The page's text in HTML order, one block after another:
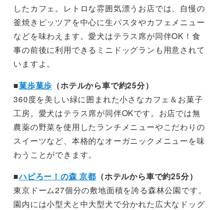
したカフェ。レトロな雰囲気漂うお店では、自慢の
釜焼きピッツアを中心に生パスタやカフェメニュー
などを味わえます。愛犬はテラス席が同伴OK！食
事の前後に利用できるミニドッグランも用意されて
いますよ。
■菓歩菓歩 （ホテルから車で約25分）
360度を美しい緑に囲まれた小さなカフェ＆お菓子
工房。愛犬はテラス席が同伴OKです。お店では無
農薬の野菜を使用したランチメニューやこだわりの
スイーツなど、本格的なオーガニックメニューを味
わうことができます。
■ハピろー！の森 京都 （ホテルから車で約25分）
東京ドーム27個分の敷地面積を誇る森林公園です。
園内には小型犬と中大型犬で分かれた広大なドッグ